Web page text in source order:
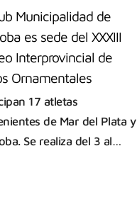
Municipalidad de
es sede del XXXIII
Interprovincial de
Ornamentales
17 atletas
de Mar del Plata y
Se realiza del 3 al…